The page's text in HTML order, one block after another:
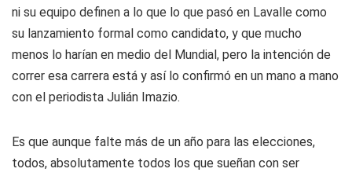
ni su equipo definen a lo que lo que pasó en Lavalle como
su lanzamiento formal como candidato, y que mucho
menos lo harían en medio del Mundial, pero la intención de
correr esa carrera está y así lo confirmó en un mano a mano
con el periodista Julián Imazio.
Es que aunque falte más de un año para las elecciones,
todos, absolutamente todos los que sueñan con ser